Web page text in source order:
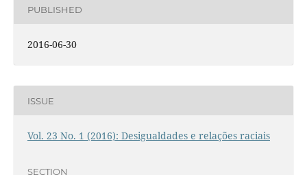
PUBLISHED
2016-06-30
ISSUE
Vol. 23 No. 1 (2016): Desigualdades e relações raciais
SECTION